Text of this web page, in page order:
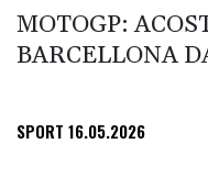
MOTOGP:
BARCELLONA
SPORT 16.05.2026